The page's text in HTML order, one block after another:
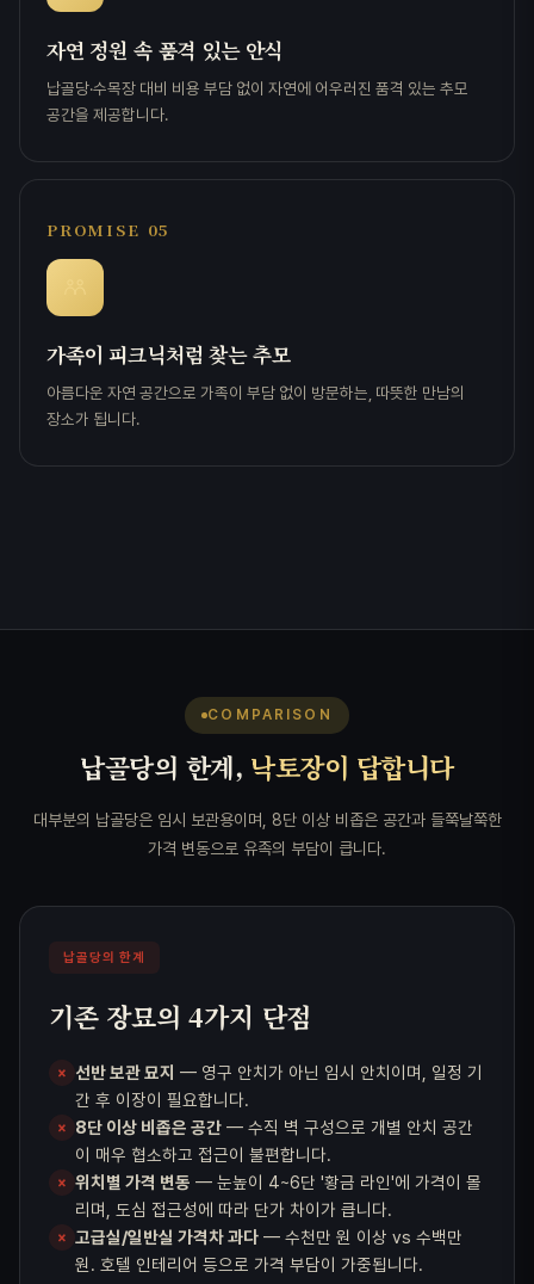
자연 정원 속 품격 있는 안식
납골당·수목장 대비 비용 부담 없이 자연에 어우러진 품격 있는 추모
공간을 제공합니다.
PROMISE 05
가족이 피크닉처럼 찾는 추모
아름다운 자연 공간으로 가족이 부담 없이 방문하는, 따뜻한 만남의
장소가 됩니다.
COMPARISON
납골당의 한계, 낙토장이 답합니다
대부분의 납골당은 임시 보관용이며, 8단 이상 비좁은 공간과 들쭉날쭉한
가격 변동으로 유족의 부담이 큽니다.
납골당의 한계
기존 장묘의 4가지 단점
× 선반 보관 묘지 — 영구 안치가 아닌 임시 안치이며, 일정 기
간 후 이장이 필요합니다.
× 8단 이상 비좁은 공간 — 수직 벽 구성으로 개별 안치 공간
이 매우 협소하고 접근이 불편합니다.
× 위치별 가격 변동 — 눈높이 4~6단 '황금 라인'에 가격이 몰
리며, 도심 접근성에 따라 단가 차이가 큽니다.
× 고급실/일반실 가격차 과다 — 수천만 원 이상 vs 수백만
원. 호텔 인테리어 등으로 가격 부담이 가중됩니다.